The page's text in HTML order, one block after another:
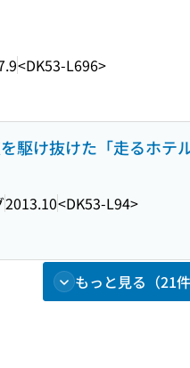
<DK53-L696>
駆け抜けた「走るホテ
2013.10<DK53-L94>
もっと見る（21件